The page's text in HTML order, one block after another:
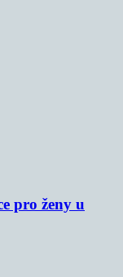
pro ženy u